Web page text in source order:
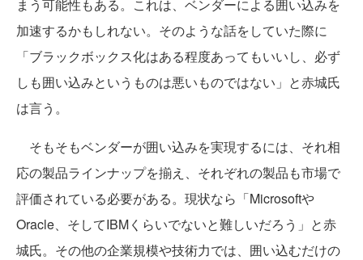
まう可能性もある。これは、ベンダーによる囲い込みを
加速するかもしれない。そのような話をしていた際に
「ブラックボックス化はある程度あってもいいし、必ず
しも囲い込みというものは悪いものではない」と赤城氏
は言う。
そもそもベンダーが囲い込みを実現するには、それ相
応の製品ラインナップを揃え、それぞれの製品も市場で
評価されている必要がある。現状なら「Microsoftや
Oracle、そしてIBMくらいでないと難しいだろう」と赤
城氏。その他の企業規模や技術力では、囲い込むだけの